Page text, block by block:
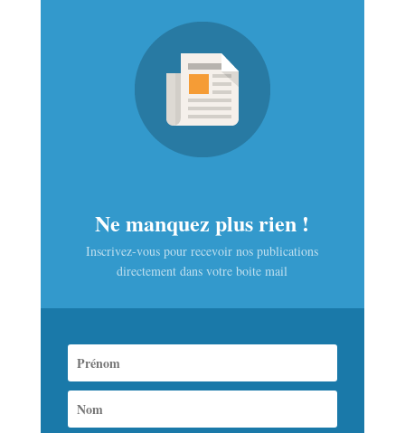
Ne manquez plus rien !
Inscrivez-vous pour recevoir nos publications
directement dans votre boite mail